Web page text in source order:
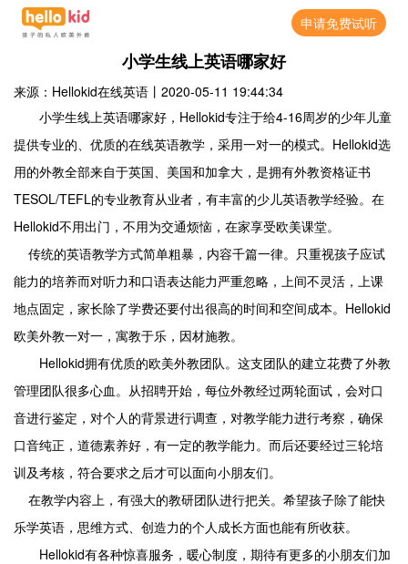
申请免费试听
小学生线上英语哪家好
来源：Hellokid在线英语 丨 2020-05-11 19:44:34
小学生线上英语哪家好， Hellokid专注于给4-16周岁的少年儿童
提供专业的、优质的在线英语教学，采用一对一的模式。 Hellokid选
用的外教全部来自于英国、美国和加拿大，是拥有外教资格证书
TESOL/TEFL的专业教育从业者，有丰富的少儿英语教学经验。在
Hellokid不用出门，不用为交通烦恼，在家享受欧美课堂。
传统的英语教学方式简单粗暴，内容千篇一律。只重视孩子应试
能力的培养而对听力和口语表达能力严重忽略，上间不灵活，上课
地点固定，家长除了学费还要付出很高的时间和空间成本。 Hellokid
欧美外教一对一，寓教于乐，因材施教。
Hellokid拥有优质的欧美外教团队。这支团队的建立花费了外教
管理团队很多心血。从招聘开始，每位外教经过两轮面试，会对口
音进行鉴定，对个人的背景进行调查，对教学能力进行考察，确保
口音纯正，道德素养好，有一定的教学能力。而后还要经过三轮培
训及考核，符合要求之后才可以面向小朋友们。
在教学内容上，有强大的教研团队进行把关。希望孩子除了能快
乐学英语，思维方式、创造力的个人成长方面也能有所收获。
Hellokid有各种惊喜服务，暖心制度，期待有更多的小朋友们加